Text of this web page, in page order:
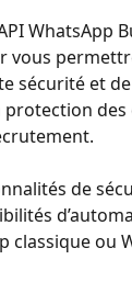
WhatsApp
vous
sécurité et
des
de
classique ou